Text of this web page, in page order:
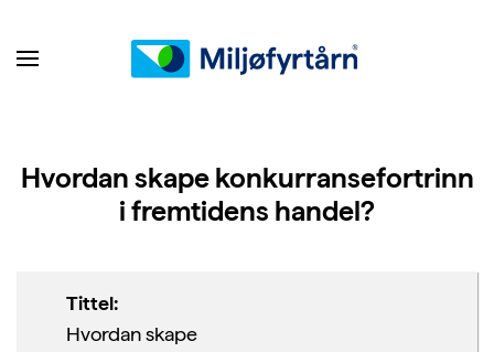
Hvordan skape konkurransefortrinn
i fremtidens handel?
Tittel:
Hvordan skape